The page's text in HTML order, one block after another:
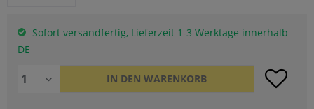
Sofort versandfertig, Lieferzeit 1-3 Werktage innerhalb
DE
IN DEN WARENKORB